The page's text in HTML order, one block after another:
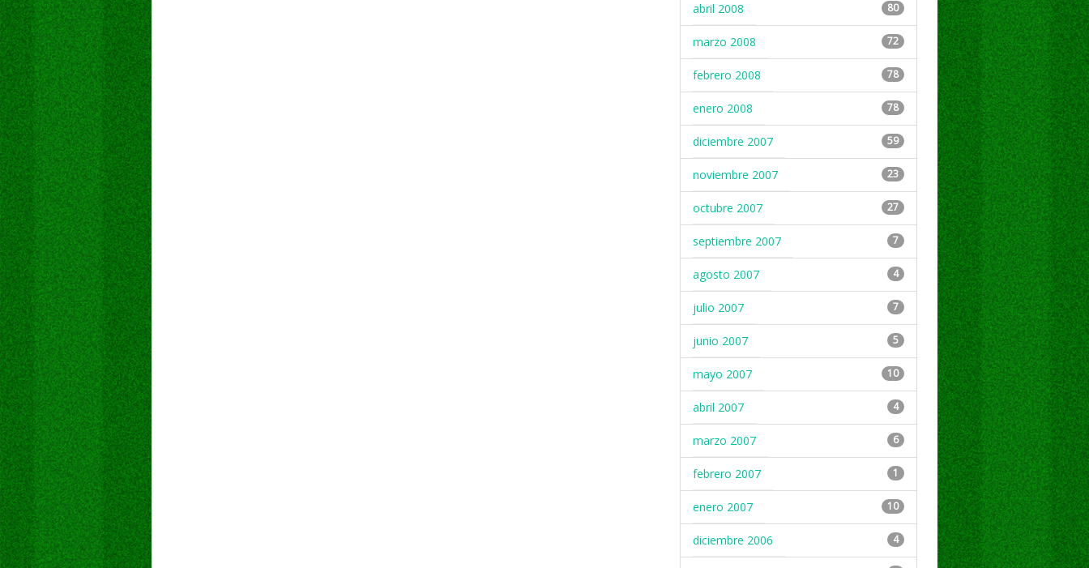
abril 2008 80
marzo 2008 72
febrero 2008 78
enero 2008 78
diciembre 2007 59
noviembre 2007 23
octubre 2007 27
septiembre 2007 7
agosto 2007 4
julio 2007 7
junio 2007 5
mayo 2007 10
abril 2007 4
marzo 2007 6
febrero 2007 1
enero 2007 10
diciembre 2006 4